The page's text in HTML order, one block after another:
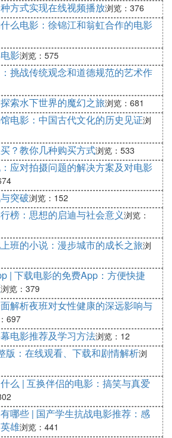
推荐
有一些作品十分具有代表性。例
《音乐之声》、《卡萨布兰卡》
当时取得了巨大的成功，如今仍
。如果你对老电影感兴趣，不妨
经典之作。
电影的对比
风格和拍摄技术上存在一些明显
地关注故事和人物的塑造，强调
深度。而现代电影则注重视觉效
期悬念。两者各有千秋，各自满
需求。
和美学价值
具一格，往往给人以深沉和厚重
在当时条件有限的情况下，通过
用，创造了许多令人惊叹的视觉
常常给人以优雅、浪漫和诗意的
称为经典之作的原因之一。
和思想意义
观和思想意义多种多样。它们可
特点和人们对于一些重大问题的
》系列电影中对于家庭、权力和
给人留下了深刻的印象。老电影
观和思想意义至今仍然具有重要
方式实现在线视频播放浏览：376
么电影：徐锦江和翁虹合作的电影
影浏览：575
挑战传统观念和道德规范的艺术作
索水下世界的魔幻之旅浏览：681
电影：中国古代文化的历史见证浏
？教你几种购买方式浏览：533
应对拍摄问题的解决方案及对电影
突破浏览：152
榜：思想的启迪与社会意义浏览：
班的小说：漫步城市的成长之旅浏
| 下载电影的免费App：方便快捷
浏览：379
解析夜班对女性健康的深远影响与
697
电影推荐及学习方法浏览：12
版：在线观看、下载和剧情解析浏
么 | 互换伴侣的电影：搞笑与真爱
哪些 | 国产学生抗战电影推荐：感
雄浏览：441